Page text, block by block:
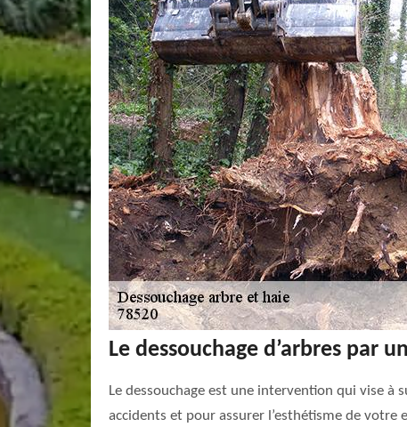
Le dessouchage d’arbres par
Le dessouchage est une intervention qui vise
accidents et pour assurer l’esthétisme de votre